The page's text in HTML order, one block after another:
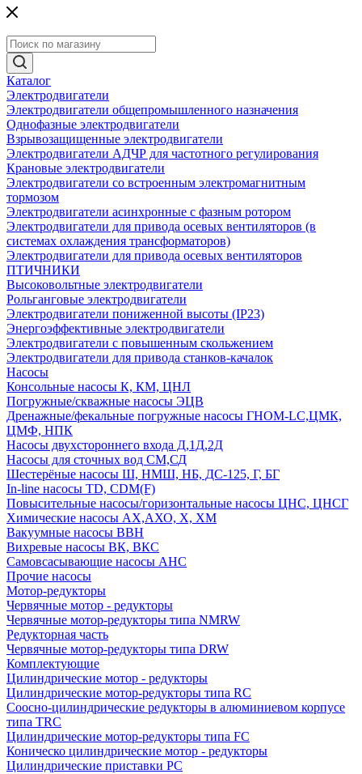
Каталог
Электродвигатели
Электродвигатели общепромышленного назначения
Однофазные электродвигатели
Взрывозащищенные электродвигатели
Электродвигатели АДЧР для частотного регулирования
Крановые электродвигатели
Электродвигатели со встроенным электромагнитным
тормозом
Электродвигатели асинхронные с фазным ротором
Электродвигатели для привода осевых вентиляторов (в
системах охлаждения трансформаторов)
Электродвигатели для привода осевых вентиляторов
ПТИЧНИКИ
Высоковольтные электродвигатели
Рольганговые электродвигатели
Электродвигатели пониженной высоты (IP23)
Энергоэффективные электродвигатели
Электродвигатели с повышенным скольжением
Электродвигатели для привода станков-качалок
Насосы
Консольные насосы К, КМ, ЦНЛ
Погружные/скважные насосы ЭЦВ
Дренажные/фекальные погружные насосы ГНОМ-LC,ЦМК,
ЦМФ, НПК
Насосы двухстороннего входа Д,1Д,2Д
Насосы для сточных вод СМ,СД
Шестерёные насосы Ш, НМШ, НБ, ДС-125, Г, БГ
In-line насосы TD, CDM(F)
Повысительные насосы/горизонтальные насосы ЦНС, ЦНСГ
Химические насосы АХ,АХО, Х, ХМ
Вакуумные насосы ВВН
Вихревые насосы ВК, ВКС
Самовсасывающие насосы АНС
Прочие насосы
Мотор-редукторы
Червячные мотор - редукторы
Червячные мотор-редукторы типа NMRW
Редукторная часть
Червячные мотор-редукторы типа DRW
Комплектующие
Цилиндрические мотор - редукторы
Цилиндрические мотор-редукторы типа RC
Соосно-цилиндрические редукторы в алюминиевом корпусе
типа TRC
Цилиндрические мотор-редукторы типа FC
Коническо цилиндрические мотор - редукторы
Цилиндрические приставки PC